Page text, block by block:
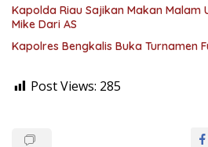
Kapolda Riau Sajikan Makan Malam
Mike Dari AS
Kapolres Bengkalis Buka Turnamen
Post Views: 285